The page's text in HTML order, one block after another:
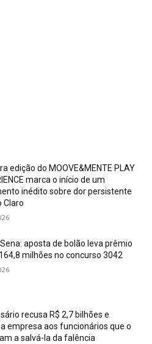
edição do MOOVE&MENTE PLAY
marca o início de um
inédito sobre dor persistente
Claro
aposta de bolão leva prêmio
milhões no concurso 3042
recusa R$ 2,7 bilhões e
empresa aos funcionários que o
a salvá-la da falência